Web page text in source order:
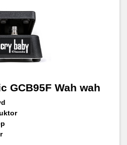
GCB95F Wah wah